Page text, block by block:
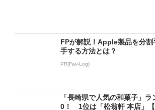
FPが解説！Apple製品を分割
手する方法とは？
PR(Fav-Log)
「長崎県で人気の和菓子」
0！ 1位は「松翁軒 本店」